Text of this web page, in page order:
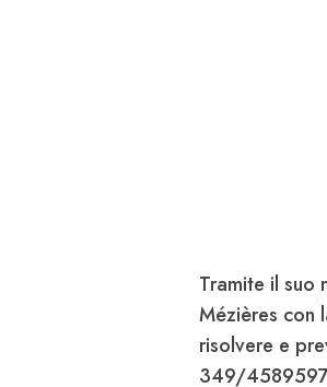
Tramite il suo
Mézières con
risolvere e
349/4589597